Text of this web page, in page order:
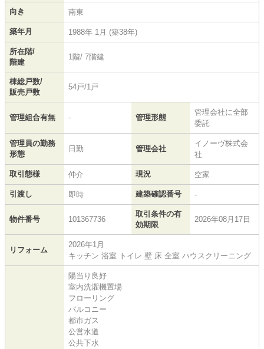
向き 南東
築年月 1988年 1月 (築38年)
所在階/
階建
1階/ 7階建
棟総戸数/
販売戸数
54戸/1戸
管理組合有無 - 管理形態
管理会社に全部
委託
管理員の勤務
形態
日勤 管理会社
イノーヴ株式会
社
取引態様 仲介 現況 空家
引渡し 即時 建築確認番号 -
物件番号 101367736
取引条件の有
効期限
2026年08月17日
リフォーム
2026年1月
キッチン 浴室 トイレ 壁 床 全室 ハウスクリーニング
陽当り良好
室内洗濯機置場
フローリング
バルコニー
都市ガス
公営水道
公共下水